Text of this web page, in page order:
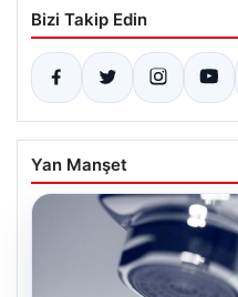
Bizi Takip Edin
Yan Manşet